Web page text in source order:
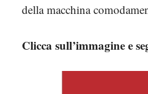
della macchina
Clicca sull’immagine e